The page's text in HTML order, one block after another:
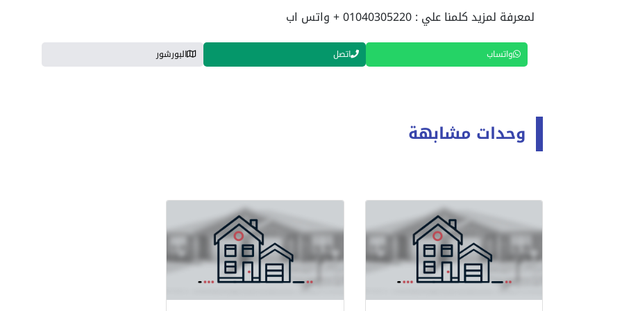
لمعرفة لمزيد كلمنا علي :01040305220+ واتس اب
واتساب اتصل البورشور
وحدات مشابهة